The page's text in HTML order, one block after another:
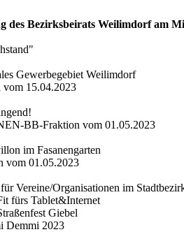
des Bezirksbeirats Weilimdorf am
Gewerbegebiet Weilimdorf
15.04.2023
BB-Fraktion vom 01.05.2023
im Fasanengarten
vom 01.05.2023
Vereine/Organisationen im
fürs Tablet&Internet
Giebel
Demmi 2023